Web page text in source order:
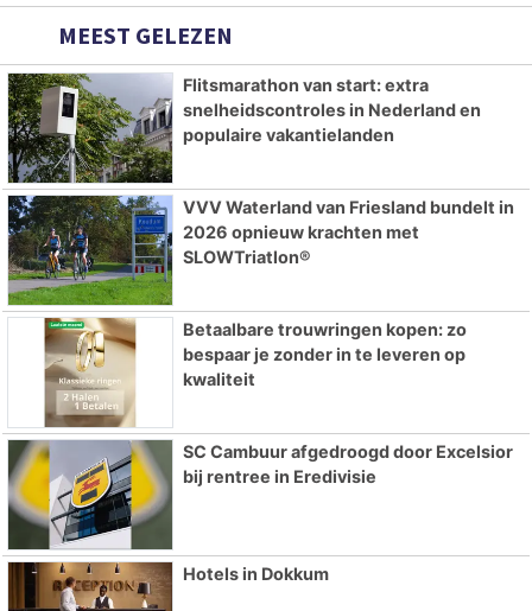
MEEST GELEZEN
Flitsmarathon van start: extra
snelheidscontroles in Nederland en
populaire vakantielanden
VVV Waterland van Friesland bundelt in
2026 opnieuw krachten met
SLOWTriatlon®
Betaalbare trouwringen kopen: zo
bespaar je zonder in te leveren op
kwaliteit
SC Cambuur afgedroogd door Excelsior
bij rentree in Eredivisie
Hotels in Dokkum